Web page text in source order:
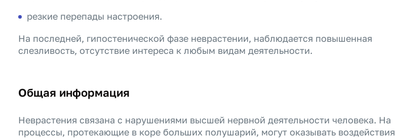
резкие перепады настроения.
На последней, гипостенической фазе неврастении, наблюдается повышенная
слезливость, отсутствие интереса к любым видам деятельности.
Общая информация
Неврастения связана с нарушениями высшей нервной деятельности человека. На
процессы, протекающие в коре больших полушарий, могут оказывать воздействия